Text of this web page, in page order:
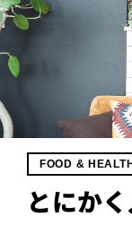
FOOD & HEALTH
とにか